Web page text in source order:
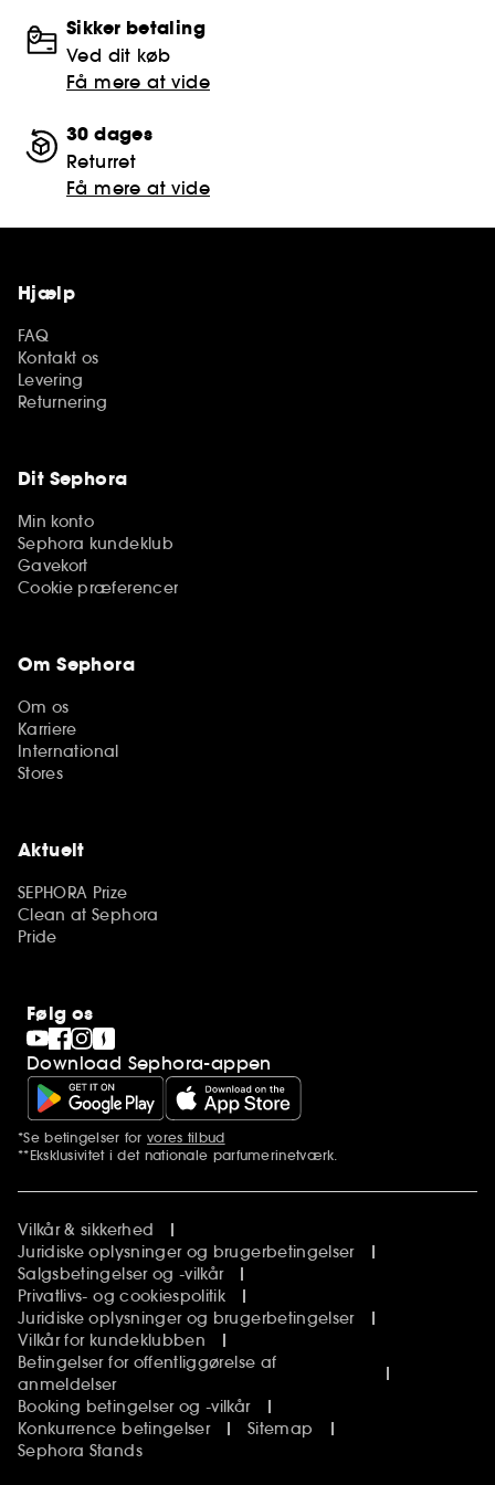
Sikker betaling
Ved dit køb
Få mere at vide
30 dages
Returret
Få mere at vide
Hjælp
FAQ
Kontakt os
Levering
Returnering
Dit Sephora
Min konto
Sephora kundeklub
Gavekort
Cookie præferencer
Om Sephora
Om os
Karriere
International
Stores
Aktuelt
SEPHORA Prize
Clean at Sephora
Pride
Følg os
Download Sephora-appen
Yderligere bemærkninger
*Se betingelser for vores tilbud
**Eksklusivitet i det nationale parfumerinetværk.
Vilkår & sikkerhed
Juridiske oplysninger og brugerbetingelser
Salgsbetingelser og -vilkår
Privatlivs- og cookiespolitik
Juridiske oplysninger og brugerbetingelser
Vilkår for kundeklubben
Betingelser for offentliggørelse af
anmeldelser
Booking betingelser og -vilkår
Konkurrence betingelser
Sitemap
Sephora Stands